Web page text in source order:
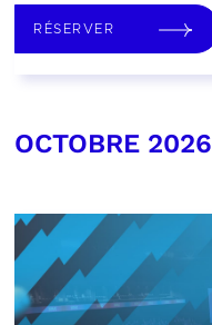
RÉSERVER
OCTOBRE 2026